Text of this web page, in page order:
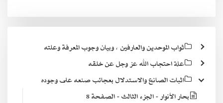
ثواب الموحدين والعارفين ، وبيان وجوب المعرفة وعلته
علة احتجاب الله عز وجل عن خلقه
اثبات الصانع والاستدلال بعجائب صنعه على وجوده
بحار الأنوار - الجزء الثالث - الصفحة 8